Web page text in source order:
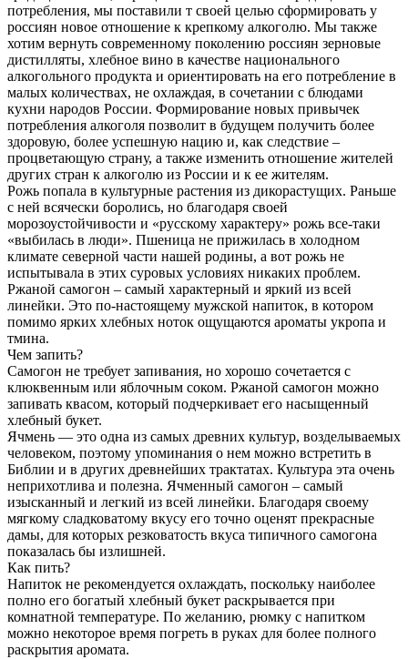
потребления, мы поставили т своей целью сформировать у
россиян новое отношение к крепкому алкоголю. Мы также
хотим вернуть современному поколению россиян зерновые
дистилляты, хлебное вино в качестве национального
алкогольного продукта и ориентировать на его потребление в
малых количествах, не охлаждая, в сочетании с блюдами
кухни народов России. Формирование новых привычек
потребления алкоголя позволит в будущем получить более
здоровую, более успешную нацию и, как следствие –
процветающую страну, а также изменить отношение жителей
других стран к алкоголю из России и к ее жителям.
Рожь попала в культурные растения из дикорастущих. Раньше
с ней всячески боролись, но благодаря своей
морозоустойчивости и «русскому характеру» рожь все-таки
«выбилась в люди». Пшеница не прижилась в холодном
климате северной части нашей родины, а вот рожь не
испытывала в этих суровых условиях никаких проблем.
Ржаной самогон – самый характерный и яркий из всей
линейки. Это по-настоящему мужской напиток, в котором
помимо ярких хлебных ноток ощущаются ароматы укропа и
тмина.
Чем запить?
Самогон не требует запивания, но хорошо сочетается с
клюквенным или яблочным соком. Ржаной самогон можно
запивать квасом, который подчеркивает его насыщенный
хлебный букет.
Ячмень — это одна из самых древних культур, возделываемых
человеком, поэтому упоминания о нем можно встретить в
Библии и в других древнейших трактатах. Культура эта очень
неприхотлива и полезна. Ячменный самогон – самый
изысканный и легкий из всей линейки. Благодаря своему
мягкому сладковатому вкусу его точно оценят прекрасные
дамы, для которых резковатость вкуса типичного самогона
показалась бы излишней.
Как пить?
Напиток не рекомендуется охлаждать, поскольку наиболее
полно его богатый хлебный букет раскрывается при
комнатной температуре. По желанию, рюмку с напитком
можно некоторое время погреть в руках для более полного
раскрытия аромата.